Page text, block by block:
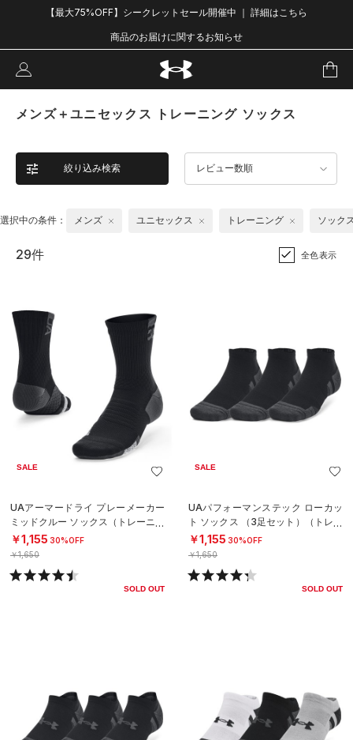
【最大75%OFF】シークレットセール開催中 ｜ 詳細はこちら
商品のお届けに関するお知らせ
メンズ＋ユニセックス トレーニング ソックス
絞り込み検索 レビュー数順
選択中の条件： メンズ ユニセックス トレーニング ソック
29件 全色表示
SALE
UAアーマードライ プレーメーカー
ミッドクルー ソックス（トレーニン
グ/UNISEX）
￥1,155 30%OFF
￥1,650
SOLD OUT
SALE
UAパフォーマンステック ローカッ
ト ソックス （3足セット）（トレー
ニング/UNISEX）
￥1,155 30%OFF
￥1,650
SOLD OUT